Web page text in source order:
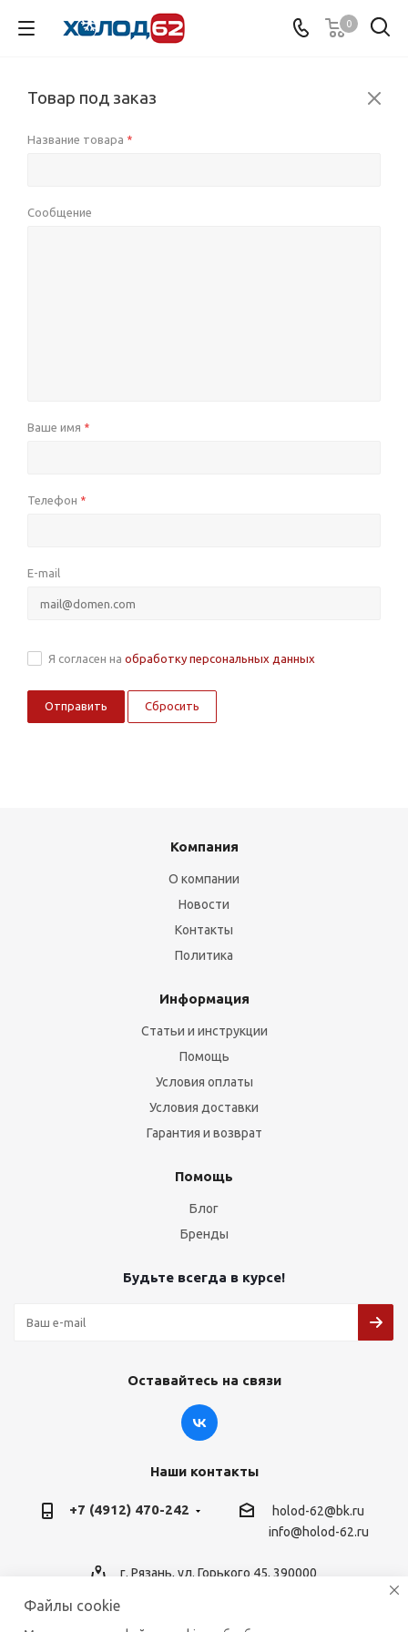
0
Товар под заказ
Название товара *
Сообщение
Ваше имя *
Телефон *
E-mail
Я согласен на обработку персональных данных
Сбросить
Компания
О компании
Новости
Контакты
Политика
Информация
Статьи и инструкции
Помощь
Условия оплаты
Условия доставки
Гарантия и возврат
Помощь
Блог
Бренды
Будьте всегда в курсе!
Оставайтесь на связи
Наши контакты
+7 (4912) 470-242
holod-62@bk.ru
info@holod-62.ru
г. Рязань, ул. Горького 45, 390000
Файлы cookie